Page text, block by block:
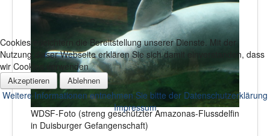
WDSF-Foto (streng geschützter Amazonas-Flussdelfin
in Duisburger Gefangenschaft)
Cookies erleichtern die Bereitstellung unserer Dienste. Mit der
Nutzung dieser Webseite erklären Sie sich damit einverstanden, dass
wir Cookies verwenden
Akzeptieren Ablehnen
Weitere Informationen entnehmen Sie bitte der Datenschutzerklärung
Impressum